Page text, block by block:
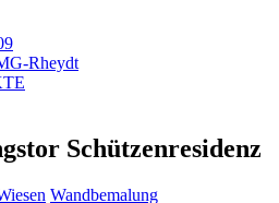
Rheydt
Schützenresidenz
Wandbemalung